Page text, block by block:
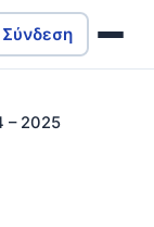
Σύνδεση
– 2025